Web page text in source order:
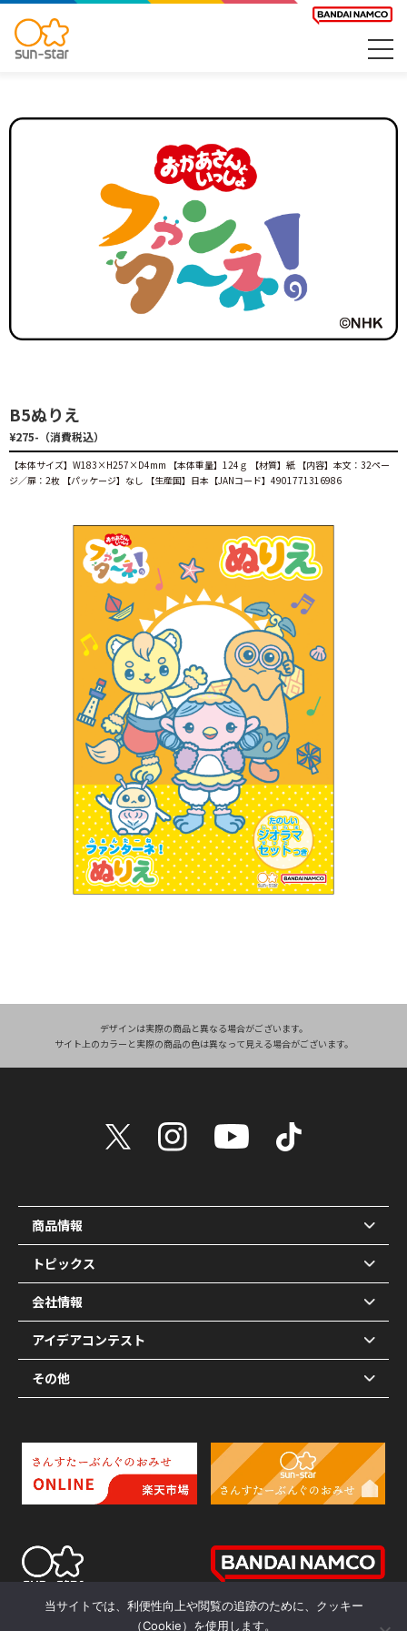
B5ぬりえ
¥275-（消費税込）
【本体サイズ】W183×H257×D4mm 【本体重量】124ｇ 【材質】紙 【内容】本文：32ペー
ジ／扉：2枚 【パッケージ】なし 【生産国】日本【JANコード】4901771316986
デザインは実際の商品と異なる場合がございます。
サイト上のカラーと実際の商品の色は異なって見える場合がございます。
商品情報
トピックス
会社情報
アイデアコンテスト
その他
当サイトでは、利便性向上や閲覧の追跡のために、クッキー
（Cookie）を使用します。